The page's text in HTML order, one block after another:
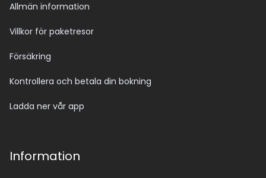
Allmän information
Villkor för paketresor
Försäkring
Kontrollera och betala din bokning
Ladda ner vår app
Information